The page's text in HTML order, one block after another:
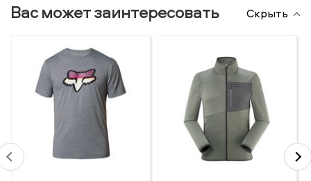
Вас может заинтересовать Скрыть